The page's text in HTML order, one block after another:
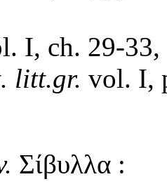
I, ch. 29-
litt.gr. vol. I,
Σίβυλλα :